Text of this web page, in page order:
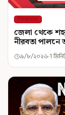
শিরোনাম
জেলা থেকে
নীরবতা পালনে
৯/৮/২০২৬ 1